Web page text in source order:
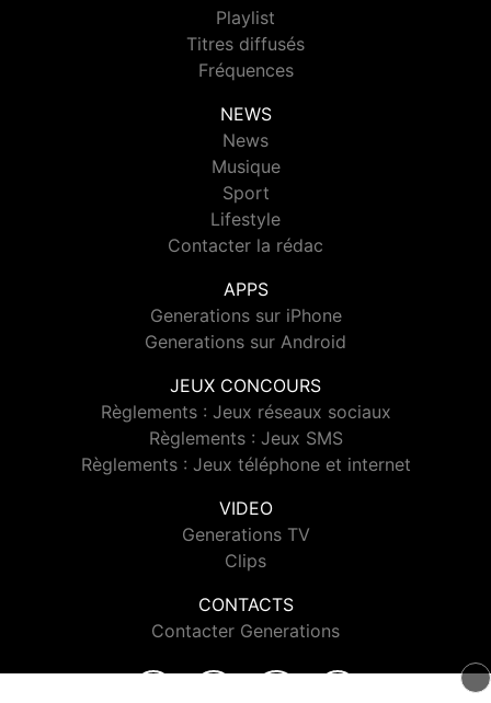
Playlist
Titres diffusés
Fréquences
NEWS
News
Musique
Sport
Lifestyle
Contacter la rédac
APPS
Generations sur iPhone
Generations sur Android
JEUX CONCOURS
Règlements : Jeux réseaux sociaux
Règlements : Jeux SMS
Règlements : Jeux téléphone et internet
VIDEO
Generations TV
Clips
CONTACTS
Contacter Generations